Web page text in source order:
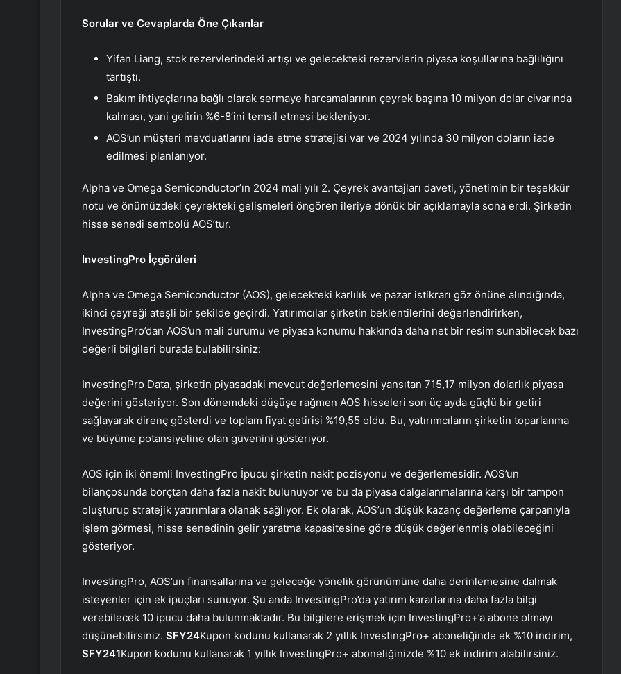
Sorular ve Cevaplarda Öne Çıkanlar
Yifan Liang, stok rezervlerindeki artışı ve gelecekteki rezervlerin piyasa koşullarına bağlılığını
tartıştı.
Bakım ihtiyaçlarına bağlı olarak sermaye harcamalarının çeyrek başına 10 milyon dolar civarında
kalması, yani gelirin %6-8’ini temsil etmesi bekleniyor.
AOS’un müşteri mevduatlarını iade etme stratejisi var ve 2024 yılında 30 milyon doların iade
edilmesi planlanıyor.
Alpha ve Omega Semiconductor’ın 2024 mali yılı 2. Çeyrek avantajları daveti, yönetimin bir teşekkür
notu ve önümüzdeki çeyrekteki gelişmeleri öngören ileriye dönük bir açıklamayla sona erdi. Şirketin
hisse senedi sembolü AOS’tur.
InvestingPro İçgörüleri
Alpha ve Omega Semiconductor (AOS), gelecekteki karlılık ve pazar istikrarı göz önüne alındığında,
ikinci çeyreği ateşli bir şekilde geçirdi. Yatırımcılar şirketin beklentilerini değerlendirirken,
InvestingPro’dan AOS’un mali durumu ve piyasa konumu hakkında daha net bir resim sunabilecek bazı
değerli bilgileri burada bulabilirsiniz:
InvestingPro Data, şirketin piyasadaki mevcut değerlemesini yansıtan 715,17 milyon dolarlık piyasa
değerini gösteriyor. Son dönemdeki düşüşe rağmen AOS hisseleri son üç ayda güçlü bir getiri
sağlayarak direnç gösterdi ve toplam fiyat getirisi %19,55 oldu. Bu, yatırımcıların şirketin toparlanma
ve büyüme potansiyeline olan güvenini gösteriyor.
AOS için iki önemli InvestingPro İpucu şirketin nakit pozisyonu ve değerlemesidir. AOS’un
bilançosunda borçtan daha fazla nakit bulunuyor ve bu da piyasa dalgalanmalarına karşı bir tampon
oluşturup stratejik yatırımlara olanak sağlıyor. Ek olarak, AOS’un düşük kazanç değerleme çarpanıyla
işlem görmesi, hisse senedinin gelir yaratma kapasitesine göre düşük değerlenmiş olabileceğini
gösteriyor.
InvestingPro, AOS’un finansallarına ve geleceğe yönelik görünümüne daha derinlemesine dalmak
isteyenler için ek ipuçları sunuyor. Şu anda InvestingPro’da yatırım kararlarına daha fazla bilgi
verebilecek 10 ipucu daha bulunmaktadır. Bu bilgilere erişmek için InvestingPro+’a abone olmayı
düşünebilirsiniz. SFY24Kupon kodunu kullanarak 2 yıllık InvestingPro+ aboneliğinde ek %10 indirim,
SFY241Kupon kodunu kullanarak 1 yıllık InvestingPro+ aboneliğinizde %10 ek indirim alabilirsiniz.